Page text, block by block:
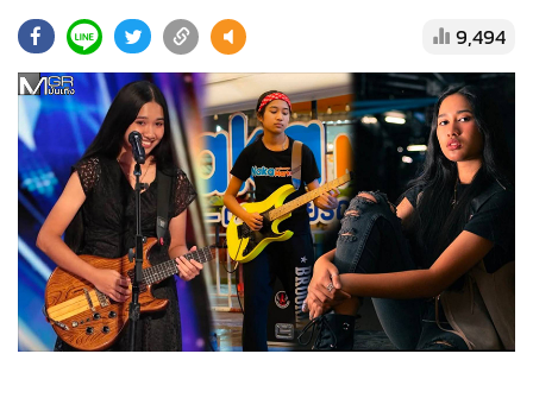
• CbizReview
• Cyber BIZ
• ผู้จัดกวน
• Good health & Well-being
• Green Innovation & SD
• Management & HR
• MGR Live
Infographic
• การเมือง
9,494